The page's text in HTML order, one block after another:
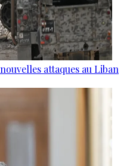
attaques au Liban